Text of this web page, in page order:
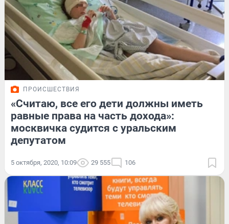
ПРОИСШЕСТВИЯ
«Считаю, все его дети должны иметь
равные права на часть дохода»:
москвичка судится с уральским
депутатом
5 октября, 2020, 10:09 29 555 106